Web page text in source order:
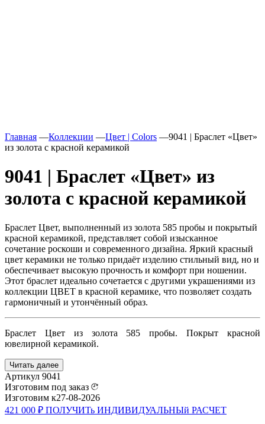
Главная —Коллекции —Цвет | Colors —9041 | Браслет «Цвет»
из золота с красной керамикой
9041 | Браслет «Цвет» из
золота с красной керамикой
Браслет Цвет, выполненный из золота 585 пробы и покрытый
красной керамикой, представляет собой изысканное
сочетание роскоши и современного дизайна. Яркий красный
цвет керамики не только придаёт изделию стильный вид, но и
обеспечивает высокую прочность и комфорт при ношении.
Этот браслет идеально сочетается с другими украшениями из
коллекции ЦВЕТ в красной керамике, что позволяет создать
гармоничный и утончённый образ.
Браслет Цвет из золота 585 пробы. Покрыт красной
ювелирной керамикой.
Читать далее
Артикул 9041
Изготовим под заказ
Изготовим к27-08-2026
421 000 ₽ ПОЛУЧИТь ИНДИВИДУАЛЬНЫй РАСЧЕТ